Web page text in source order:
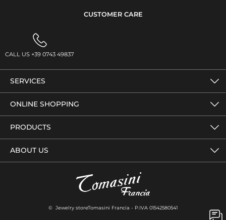
CUSTOMER CARE
CALL US +39 0743 49837
SERVICES
ONLINE SHOPPING
PRODUCTS
ABOUT US
© Jewelry storeTomasini Francia - P.IVA 01542580541